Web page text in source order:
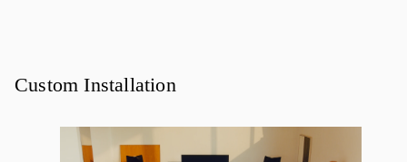
Custom Installation